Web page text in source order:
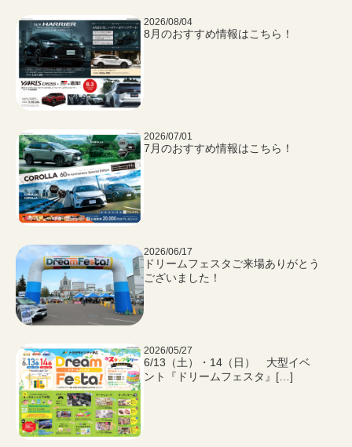
2026/08/04
8月のおすすめ情報はこちら！
2026/07/01
7月のおすすめ情報はこちら！
2026/06/17
ドリームフェスタご来場ありがとう
ございました！
2026/05/27
6/13（土）・14（日） 大型イベ
ント『ドリームフェスタ』[…]